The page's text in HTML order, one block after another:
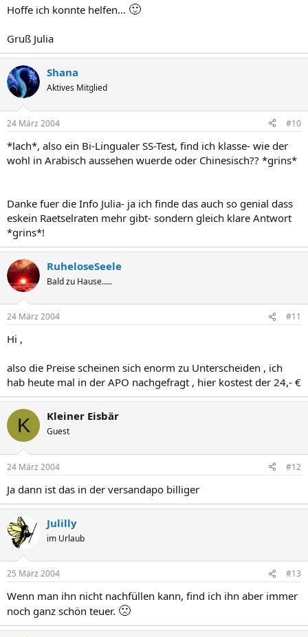
Hoffe ich konnte helfen... 🙂
Gruß Julia
Shana
Aktives Mitglied
24 März 2004 #10
*lach*, also ein Bi-Lingualer SS-Test, find ich klasse- wie der
wohl in Arabisch aussehen wuerde oder Chinesisch?? *grins*
Danke fuer die Info Julia- ja ich finde das auch so genial dass
eskein Raetselraten mehr gibt- sondern gleich klare Antwort
*grins*!
RuheloseSeele
Bald zu Hause.....
24 März 2004 #11
Hi ,
also die Preise scheinen sich enorm zu Unterscheiden , ich
hab heute mal in der APO nachgefragt , hier kostest der 24,- €
K Kleiner Eisbär
Guest
24 März 2004 #12
Ja dann ist das in der versandapo billiger
Julilly
im Urlaub
25 März 2004 #13
Wenn man ihn nicht nachfüllen kann, find ich ihn aber immer
noch ganz schön teuer. 🙁